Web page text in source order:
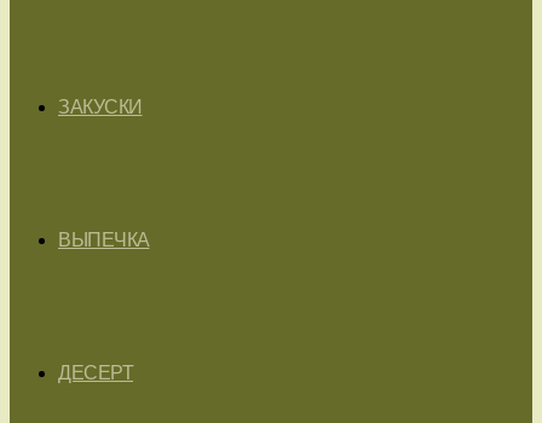
ЗАКУСКИ
ВЫПЕЧКА
ДЕСЕРТ